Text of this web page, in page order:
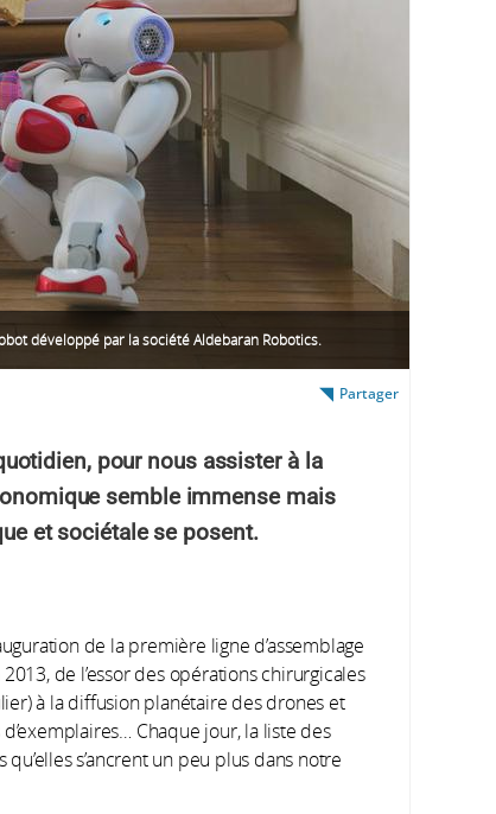
développé par la société Aldebaran Robotics.
Partager
pour nous assister à la
semble immense mais
et sociétale se posent.
de la première ligne d’assemblage
de l’essor des opérations chirurgicales
à la diffusion planétaire des drones et
Chaque jour, la liste des
s’ancrent un peu plus dans notre